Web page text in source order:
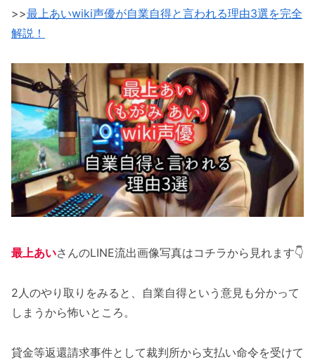
>>最上あいwiki声優が自業自得と言われる理由3選を完全
解説！
最上あいさんのLINE流出画像写真はコチラから見れます👇
2人のやり取りをみると、自業自得という意見も分かって
しまうから怖いところ。
貸金等返還請求事件として裁判所から支払い命令を受けて